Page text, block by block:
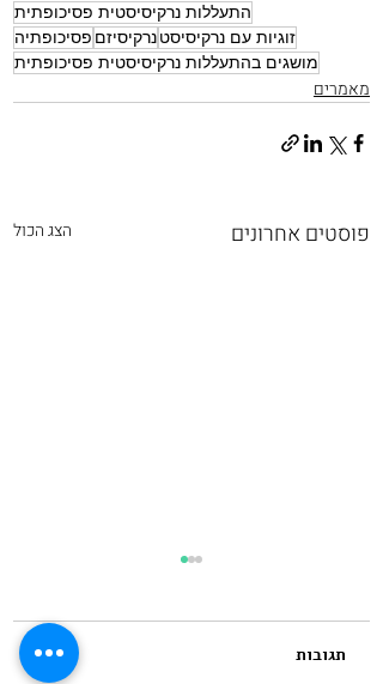
התעללות נרקיסיסטית פסיכופתית
זוגיות עם נרקיסיסטנרקיסיזם פסיכופתיה
מושגים בהתעללות נרקיסיסטית פסיכופתית
מאמרים
פוסטים אחרונים הצג הכול
תגובות